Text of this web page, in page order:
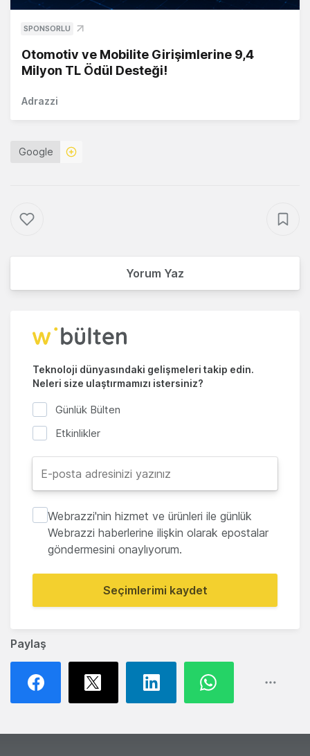
Paylaş
SPONSORLU
Otomotiv ve Mobilite Girişimlerine 9,4
Milyon TL Ödül Desteği!
Adrazzi
Google
Yorum Yaz
Teknoloji dünyasındaki gelişmeleri takip edin.
Neleri size ulaştırmamızı istersiniz?
Günlük Bülten
Etkinlikler
Webrazzi'nin hizmet ve ürünleri ile günlük
Webrazzi haberlerine ilişkin olarak epostalar
göndermesini onaylıyorum.
Seçimlerimi kaydet